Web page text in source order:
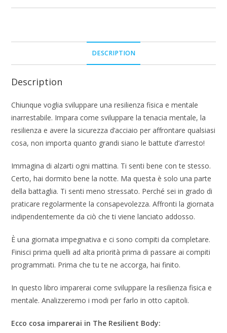
DESCRIPTION
Description
Chiunque voglia sviluppare una resilienza fisica e mentale
inarrestabile. Impara come sviluppare la tenacia mentale, la
resilienza e avere la sicurezza d’acciaio per affrontare qualsiasi
cosa, non importa quanto grandi siano le battute d’arresto!
Immagina di alzarti ogni mattina. Ti senti bene con te stesso.
Certo, hai dormito bene la notte. Ma questa è solo una parte
della battaglia. Ti senti meno stressato. Perché sei in grado di
praticare regolarmente la consapevolezza. Affronti la giornata
indipendentemente da ciò che ti viene lanciato addosso.
È una giornata impegnativa e ci sono compiti da completare.
Finisci prima quelli ad alta priorità prima di passare ai compiti
programmati. Prima che tu te ne accorga, hai finito.
In questo libro imparerai come sviluppare la resilienza fisica e
mentale. Analizzeremo i modi per farlo in otto capitoli.
Ecco cosa imparerai in The Resilient Body: